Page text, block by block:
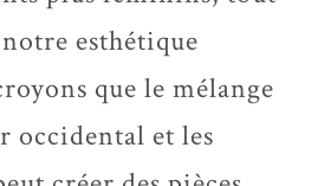
esthétique
que le mélange
occidental et les